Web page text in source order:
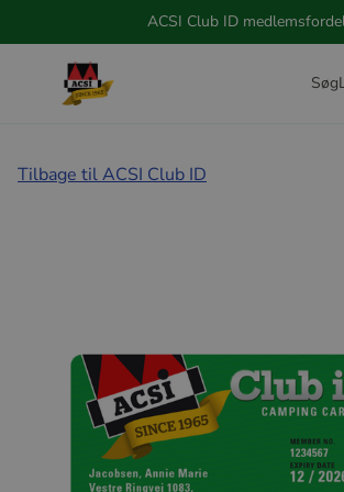
ACSI Club ID
Søg
Tilbage til ACSI Club ID